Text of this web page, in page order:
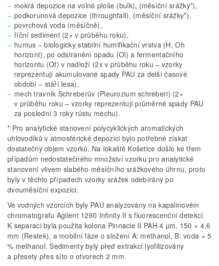
mokrá depozice na volné ploše (bulk), (měsíční srážky*),
podkorunová depozice (throughfall), (měsíční srážky*),
povrchová voda (měsíčně),
říční sediment (2× v průběhu roku),
humus – biologicky stabilní humifikační vrstva (H, Oh
horizont), po odstranění opadu (Ol) a fermentačního
horizontu (Of) v nadloží (2x v průběhu roku – vzorky
reprezentují akumulované spady PAU za delší časové
období – stáří lesa),
mech travník Schreberův (Pleurozium schreberi) (2×
v průběhu roku – vzorky reprezentují průměrné spady PAU
za poslední 3 roky růstu mechu).
* Pro analytické stanovení polycyklických aromatických
uhlovodíků v atmosférické depozici bylo potřebné získat
dostatečný objem vzorků. Na lokalitě Košetice došlo ke třem
případům nedostatečného množství vzorku pro analytické
stanovení vlivem slabého měsíčního srážkového úhrnu, proto
byly v těchto případech vzorky srážek odebírány po
dvouměsíční expozici.
Ve vodných vzorcích byly PAU analyzovány na kapalinovém
chromatografu Agilent 1260 Infinity II s fluorescenční detekcí.
K separaci byla použita kolona Pinnacle II PAH 4 µm, 150 × 4,6
mm (Restek), a mobilní fáze o složení A: methanol, B: voda + 5
% methanol. Sedimenty byly před extrakcí lyofilizovány
a přesety přes síto o otvorech 2 mm.